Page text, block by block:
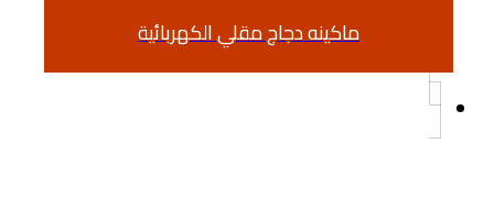
ماكينه دجاج مقلي الكهربائية